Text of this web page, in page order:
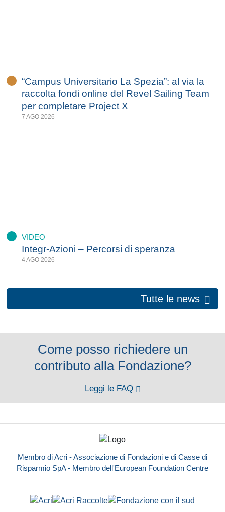
“Campus Universitario La Spezia”: al via la
raccolta fondi online del Revel Sailing Team
per completare Project X
7 AGO 2026
VIDEO
Integr-Azioni – Percorsi di speranza
4 AGO 2026
Tutte le news
Come posso richiedere un
contributo alla Fondazione?
Leggi le FAQ
Membro di Acri - Associazione di Fondazioni e di Casse di
Risparmio SpA - Membro dell'European Foundation Centre